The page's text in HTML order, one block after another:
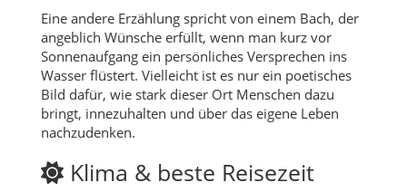
Eine andere Erzählung spricht von einem Bach, der
angeblich Wünsche erfüllt, wenn man kurz vor
Sonnenaufgang ein persönliches Versprechen ins
Wasser flüstert. Vielleicht ist es nur ein poetisches
Bild dafür, wie stark dieser Ort Menschen dazu
bringt, innezuhalten und über das eigene Leben
nachzudenken.
Klima & beste Reisezeit